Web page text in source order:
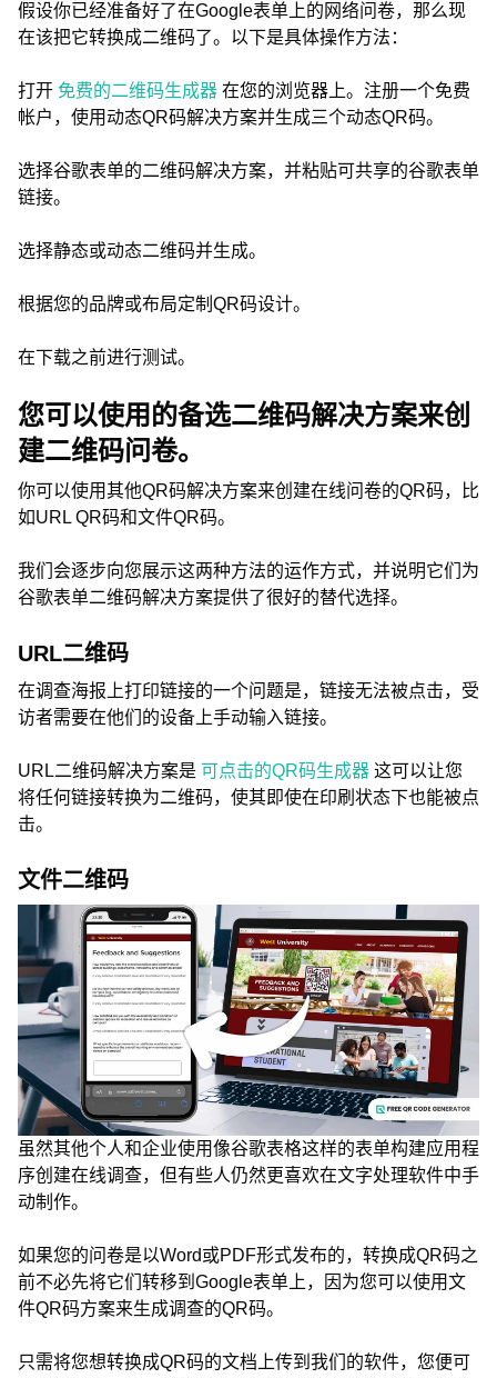
假设你已经准备好了在Google表单上的网络问卷，那么现
在该把它转换成二维码了。以下是具体操作方法：
打开 免费的二维码生成器 在您的浏览器上。 注册一个免费
帐户，使用动态QR码解决方案并生成三个动态QR码。
选择谷歌表单的二维码解决方案，并粘贴可共享的谷歌表单
链接。
选择静态或动态二维码并生成。
根据您的品牌或布局定制QR码设计。
在下载之前进行测试。
您可以使用的备选二维码解决方案来创
建二维码问卷。
你可以使用其他QR码解决方案来创建在线问卷的QR码，比
如URL QR码和文件QR码。
我们会逐步向您展示这两种方法的运作方式，并说明它们为
谷歌表单二维码解决方案提供了很好的替代选择。
URL二维码
在调查海报上打印链接的一个问题是，链接无法被点击，受
访者需要在他们的设备上手动输入链接。
URL二维码解决方案是 可点击的QR码生成器 这可以让您
将任何链接转换为二维码，使其即使在印刷状态下也能被点
击。
文件二维码
虽然其他个人和企业使用像谷歌表格这样的表单构建应用程
序创建在线调查，但有些人仍然更喜欢在文字处理软件中手
动制作。
如果您的问卷是以Word或PDF形式发布的，转换成QR码之
前不必先将它们转移到Google表单上，因为您可以使用文
件QR码方案来生成调查的QR码。
只需将您想转换成QR码的文档上传到我们的软件，您便可